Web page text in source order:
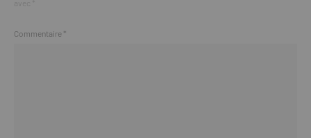
Commentaire *